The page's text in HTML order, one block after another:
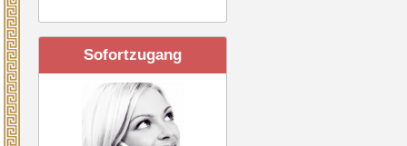
Sofortzugang